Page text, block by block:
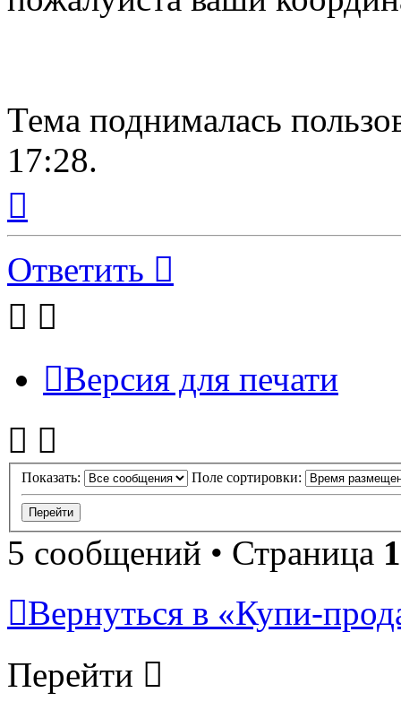
Тема поднималась
17:28.
началу
Ответить
Версия для печати
Показать: Поле сортировки:
5 сообщений • Страница 1
Вернуться в «Купи-
Перейти